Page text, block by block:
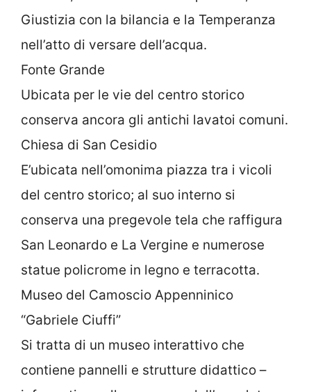
Giustizia con la bilancia e la Temperanza
nell’atto di versare dell’acqua.
Fonte Grande
Ubicata per le vie del centro storico
conserva ancora gli antichi lavatoi comuni.
Chiesa di San Cesidio
E’ubicata nell’omonima piazza tra i vicoli
del centro storico; al suo interno si
conserva una pregevole tela che raffigura
San Leonardo e La Vergine e numerose
statue policrome in legno e terracotta.
Museo del Camoscio Appenninico
“Gabriele Ciuffi”
Si tratta di un museo interattivo che
contiene pannelli e strutture didattico –